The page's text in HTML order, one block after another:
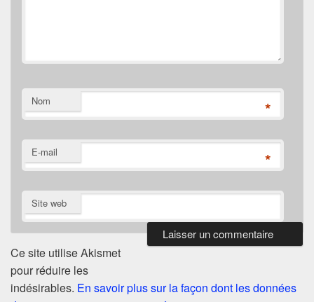
Nom *
E-mail *
Site web
Ce site utilise Akismet
pour réduire les
indésirables. En savoir plus sur la façon dont les données